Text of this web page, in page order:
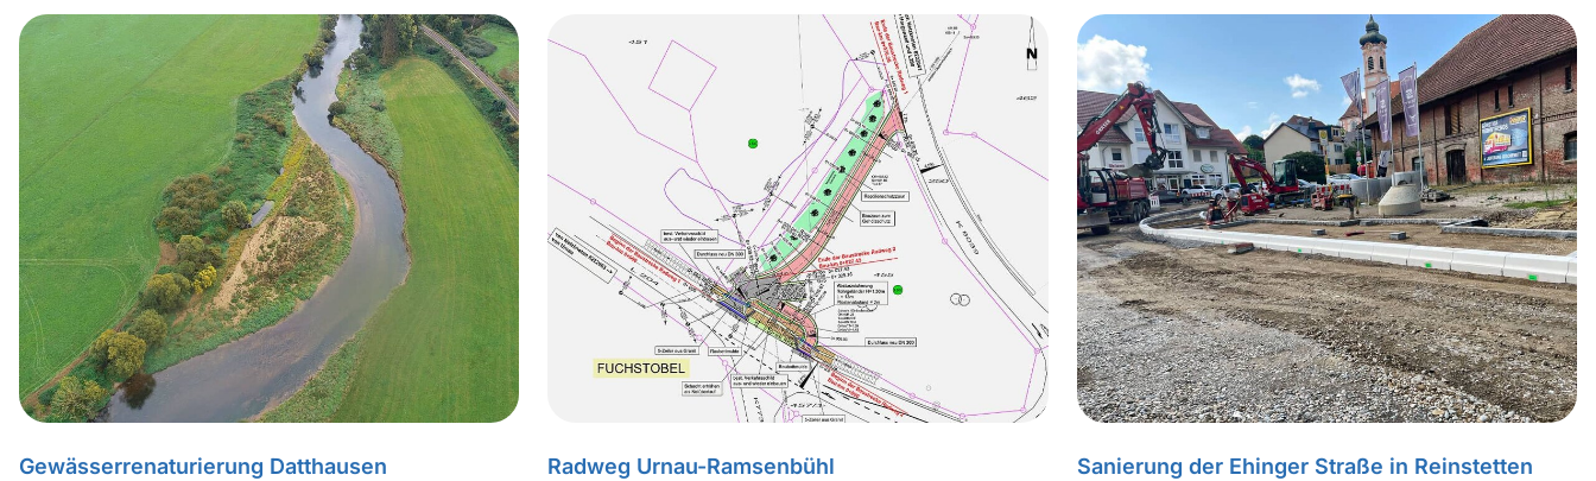
Gewässerrenaturierung Datthausen Radweg Urnau-Ramsenbühl Sanierung der Ehinger Straße in Reinstetten